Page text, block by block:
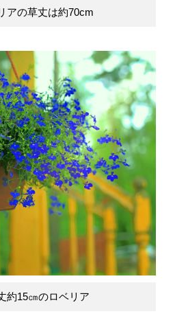
アの草丈は約70cm
約15㎝のロベリア